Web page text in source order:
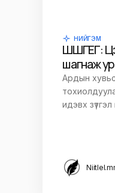
НИЙГЭМ
ШШГЕГ:
шагнаж
Ардын
идэвх